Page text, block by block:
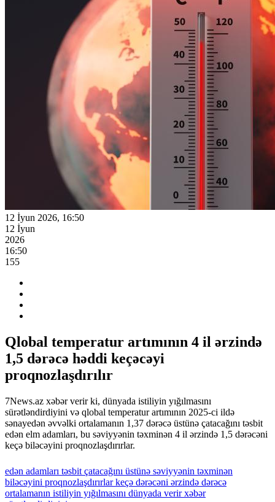
12 İyun 2026, 16:50
12 İyun
2026
16:50
155
Qlobal temperatur artımının 4 il ərzində
1,5 dərəcə həddi keçəcəyi
proqnozlaşdırılır
7News.az xəbər verir ki, dünyada istiliyin yığılmasını
sürətləndirdiyini və qlobal temperatur artımının 2025-ci ildə
sənayedən əvvəlki ortalamanın 1,37 dərəcə üstünə çatacağını təsbit
edən elm adamları, bu səviyyənin təxminən 4 il ərzində 1,5 dərəcəni
keçə biləcəyini proqnozlaşdırırlar.
edən adamları təsbit çatacağını üstünə səviyyənin təxminən
biləcəyini proqnozlaşdırırlarkeçə dərəcəni ərzində dərəcə
ortalamanın istiliyin yığılmasını dünyada verirxəbər